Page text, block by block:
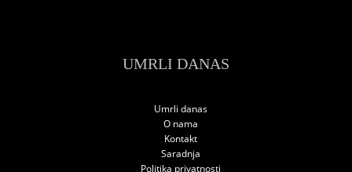
UMRLI DANAS
Umrli danas
O nama
Kontakt
Saradnja
Politika privatnosti